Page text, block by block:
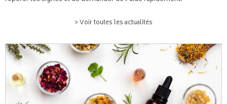
> Voir toutes les actualités